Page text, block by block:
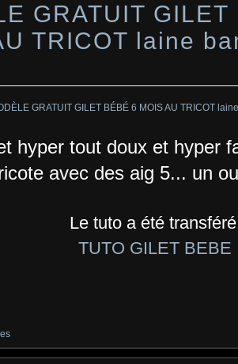
GRATUIT GILET
TRICOT laine
hyper tout doux et hyper
avec des aig 5... un
Le tuto a été
TUTO GILET BEBE